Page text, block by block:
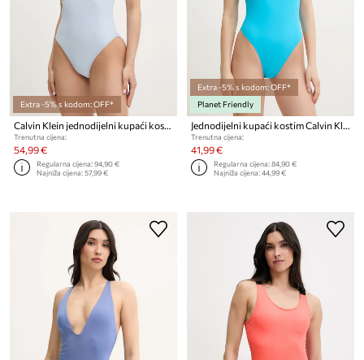
Extra -5% s kodom: OFF*
Trenutna cijena:
54,99 €
Regularna cijena:94,90 €
Najniža cijena:57,99 €
Extra -5% s kodom: OFF*
Planet Friendly
Trenutna cijena:
41,99 €
Regularna cijena:84,90 €
Najniža cijena:44,99 €